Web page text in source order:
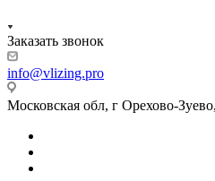
Заказать звонок
info@vlizing.pro
Московская обл, г Орехово-